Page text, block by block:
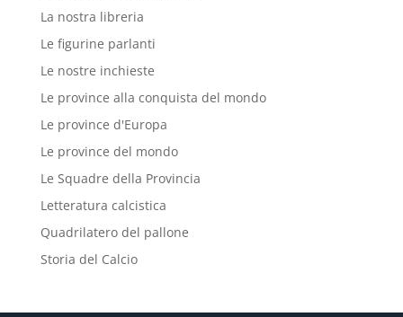
La nostra libreria
Le figurine parlanti
Le nostre inchieste
Le province alla conquista del mondo
Le province d'Europa
Le province del mondo
Le Squadre della Provincia
Letteratura calcistica
Quadrilatero del pallone
Storia del Calcio